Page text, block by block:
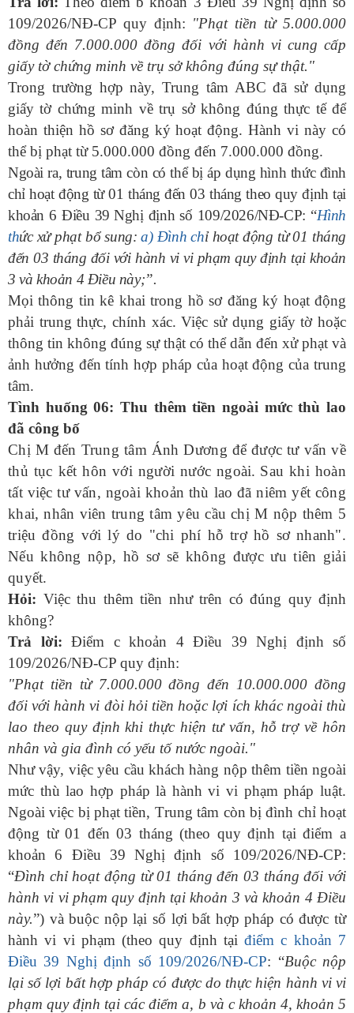
109/2026/NĐ-CP quy định: "Phạt tiền từ 5.000.000
đồng đến 7.000.000 đồng đối với hành vi cung cấp
giấy tờ chứng minh về trụ sở không đúng sự thật."
Trong trường hợp này,Trung tâm ABC đã sử dụng
giấy tờ chứng minh về trụ sở không đúng thực tế để
hoàn thiện hồ sơ đăng ký hoạt động. Hành vi này có
thể bị phạt từ 5.000.000 đồng đến 7.000.000 đồng.
Ngoài ra, trung tâm còn có thể bị áp dụng hình thức đình
chỉ hoạt động từ 01 tháng đến 03 tháng theo quy định tại
khoản 6 Điều 39 Nghị định số 109/2026/NĐ-CP: “Hình
thức xử phạt bổ sung: a) Đình chỉ hoạt động từ 01 tháng
đến 03 tháng đối với hành vi vi phạm quy định tại khoản
3 và khoản 4 Điều này;”.
Mọi thông tin kê khai trong hồ sơ đăng ký hoạt động
phải trung thực, chính xác. Việc sử dụng giấy tờ hoặc
thông tin không đúng sự thật có thể dẫn đến xử phạt và
ảnh hưởng đến tính hợp pháp của hoạt động của trung
tâm.
Tình huống 06: Thu thêm tiền ngoài mức thù lao
đã công bố
Chị M đến Trung tâm Ánh Dương để được tư vấn về
thủ tục kết hôn với người nước ngoài. Sau khi hoàn
tất việc tư vấn, ngoài khoản thù lao đã niêm yết công
khai, nhân viên trung tâm yêu cầu chị M nộp thêm 5
triệu đồng với lý do "chi phí hỗ trợ hồ sơ nhanh".
Nếu không nộp, hồ sơ sẽ không được ưu tiên giải
quyết.
Hỏi: Việc thu thêm tiền như trên có đúng quy định
không?
Trả lời: Điểm c khoản 4 Điều 39 Nghị định số
109/2026/NĐ-CP quy định:
"Phạt tiền từ 7.000.000 đồng đến 10.000.000 đồng
đối với hành vi đòi hỏi tiền hoặc lợi ích khác ngoài thù
lao theo quy định khi thực hiện tư vấn, hỗ trợ về hôn
nhân và gia đình có yếu tố nước ngoài."
Như vậy, việc yêu cầu khách hàng nộp thêm tiền ngoài
mức thù lao hợp pháp là hành vi vi phạm pháp luật.
Ngoài việc bị phạttiền, Trung tâm còn bịđình chỉ hoạt
động từ 01 đến 03 tháng (theo quy định tại điểm a
khoản 6 Điều 39 Nghị định số 109/2026/NĐ-CP:
“Đình chỉ hoạt động từ 01 tháng đến 03 tháng đối với
hành vi vi phạm quy định tại khoản 3 và khoản 4 Điều
này.”) vàbuộc nộp lại số lợi bất hợp pháp có được từ
hành vi vi phạm (theo quy định tạiđiểm c khoản 7
Điều 39 Nghị định số 109/2026/NĐ-CP: “Buộc nộp
lại số lợi bất hợp pháp có được do thực hiện hành vi vi
phạm quy định tại các điểm a, b và c khoản 4, khoản 5